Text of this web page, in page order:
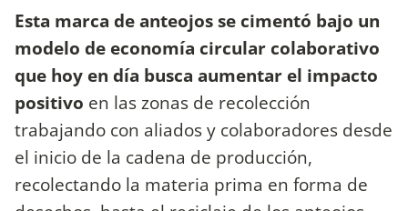
Esta marca de anteojos se cimentó bajo un
modelo de economía circular colaborativo
que hoy en día busca aumentar el impacto
positivo en las zonas de recolección
trabajando con aliados y colaboradores desde
el inicio de la cadena de producción,
recolectando la materia prima en forma de